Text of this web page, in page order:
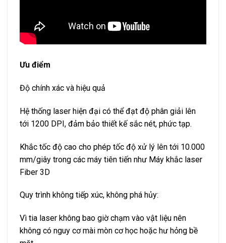
Ưu điểm
Độ chính xác và hiệu quả
Hệ thống laser hiện đại có thể đạt độ phân giải lên
tới 1200 DPI, đảm bảo thiết kế sắc nét, phức tạp.
Khắc tốc độ cao cho phép tốc độ xử lý lên tới 10.000
mm/giây trong các máy tiên tiến như Máy khắc laser
Fiber 3D
Quy trình không tiếp xúc, không phá hủy:
Vì tia laser không bao giờ chạm vào vật liệu nên
không có nguy cơ mài mòn cơ học hoặc hư hỏng bề